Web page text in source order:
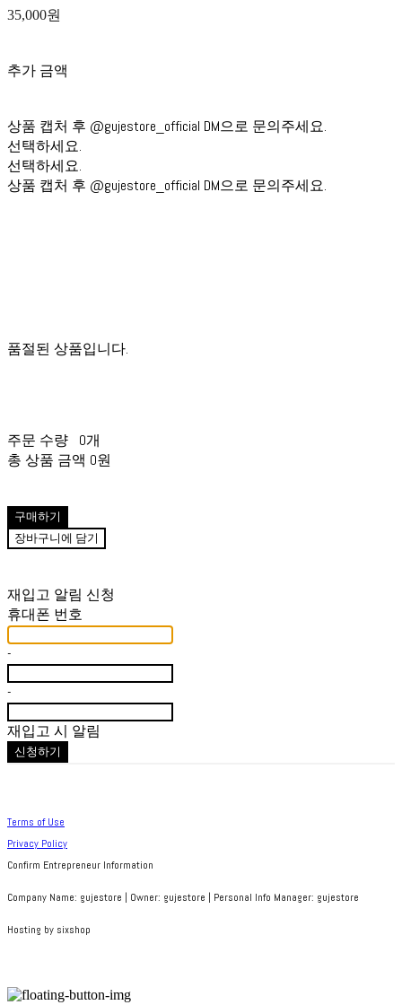
35,000원
추가 금액
상품 캡처 후 @gujestore_official DM으로 문의주세요.
선택하세요.
선택하세요.
상품 캡처 후 @gujestore_official DM으로 문의주세요.
품절된 상품입니다.
주문 수량
0개
총 상품 금액 0원
구매하기
장바구니에 담기
재입고 알림 신청
휴대폰 번호
-
-
재입고 시 알림
신청하기
Terms of Use
Privacy Policy
Confirm Entrepreneur Information
Company Name: gujestore | Owner: gujestore | Personal Info Manager: gujestore
Hosting by sixshop